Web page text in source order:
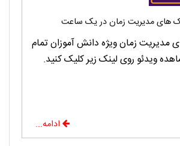
های مدیریت زمان در یک ساعت
مدیریت زمان ویژه دانش آموزان تمام
ویدئو روی لینک زیر کلیک کنید.
ادامه...